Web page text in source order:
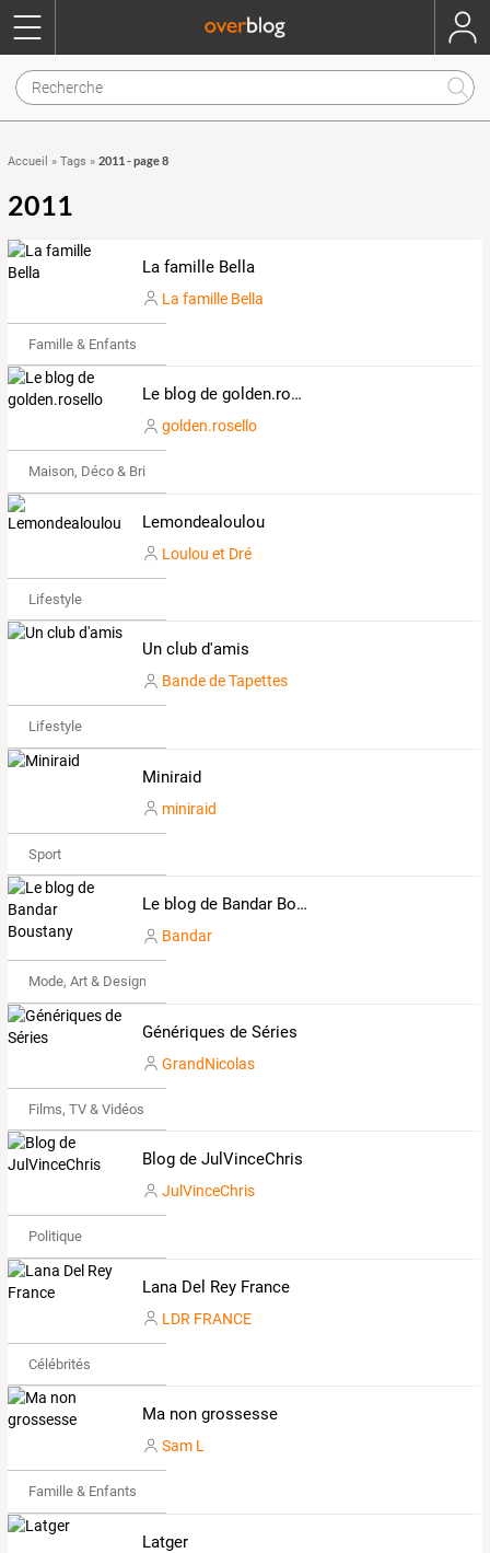
Accueil » Tags » 2011 - page 8
2011
La famille Bella
La famille Bella
Famille & Enfants
Le blog de golden.rosello
golden.rosello
Maison, Déco & Bricolage
Lemondealoulou
Loulou et Dré
Lifestyle
Un club d'amis
Bande de Tapettes
Lifestyle
Miniraid
miniraid
Sport
Le blog de Bandar Boustany
Bandar
Mode, Art & Design
Génériques de Séries
GrandNicolas
Films, TV & Vidéos
Blog de JulVinceChris
JulVinceChris
Politique
Lana Del Rey France
LDR FRANCE
Célébrités
Ma non grossesse
Sam L
Famille & Enfants
Latger